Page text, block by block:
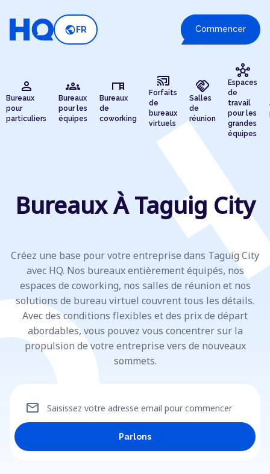
public FR Commencer
person
Bureaux
pour
particuliers
groups
Bureaux
pour les
équipes
desk
Bureaux
de
coworking
cast_connected
Forfaits
de
bureaux
virtuels
handshake
Salles
de
réunion
hub
Espaces
de
travail
pour les
grandes
équipes
Bureaux À Taguig City
Créez une base pour votre entreprise dans Taguig City
avec HQ. Nos bureaux entièrement équipés, nos
espaces de coworking, nos salles de réunion et nos
solutions de bureau virtuel couvrent tous les détails.
Avec des conditions flexibles et des prix de départ
abordables, vous pouvez vous concentrer sur la
propulsion de votre entreprise vers de nouveaux
sommets.
Saisissez votre adresse email pour commencer
mail
Parlons